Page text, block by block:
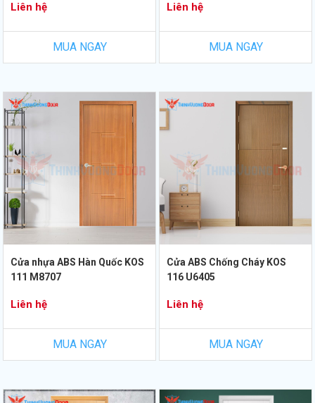
Liên hệ
MUA NGAY
Liên hệ
MUA NGAY
Cửa nhựa ABS Hàn Quốc KOS
111 M8707
Liên hệ
MUA NGAY
Cửa ABS Chống Cháy KOS
116 U6405
Liên hệ
MUA NGAY